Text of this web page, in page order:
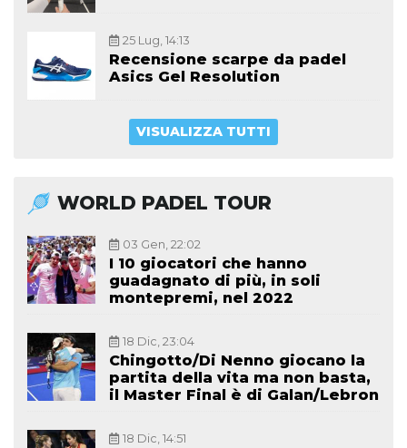
25 Lug, 14:13
Recensione scarpe da padel
Asics Gel Resolution
VISUALIZZA TUTTI
WORLD PADEL TOUR
03 Gen, 22:02
I 10 giocatori che hanno
guadagnato di più, in soli
montepremi, nel 2022
18 Dic, 23:04
Chingotto/Di Nenno giocano la
partita della vita ma non basta,
il Master Final è di Galan/Lebron
18 Dic, 14:51